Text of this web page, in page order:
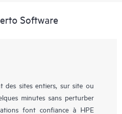
Software
des sites entiers, sur site ou
minutes sans perturber
font confiance à HPE